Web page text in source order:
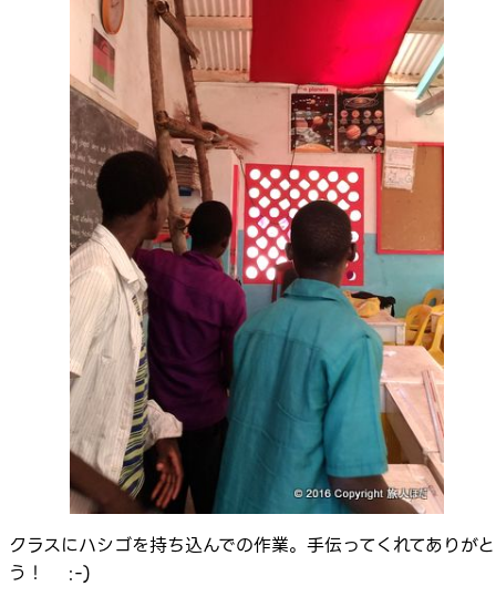
クラスにハシゴを持ち込んでの作業。手伝ってくれてありがと
う！ :-)